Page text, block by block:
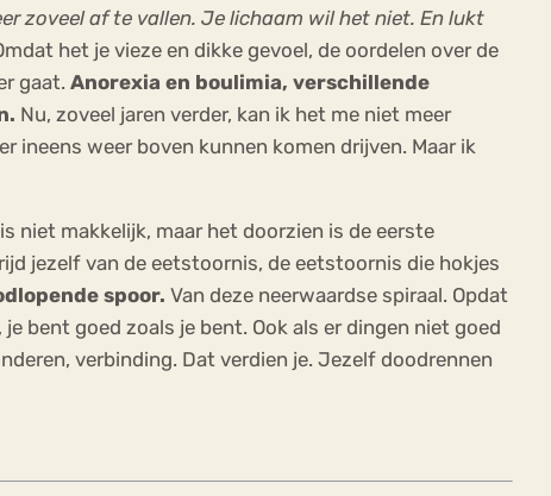
zoveel af te vallen. Je lichaam wil het niet. En lukt
het je vieze en dikke gevoel, de oordelen over de
gaat. Anorexia en boulimia, verschillende
Nu, zoveel jaren verder, kan ik het me niet meer
ineens weer boven kunnen komen drijven. Maar ik
niet makkelijk, maar het doorzien is de eerste
jezelf van de eetstoornis, de eetstoornis die hokjes
spoor. Van deze neerwaardse spiraal. Opdat
bent goed zoals je bent. Ook als er dingen niet goed
verbinding. Dat verdien je. Jezelf doodrennen